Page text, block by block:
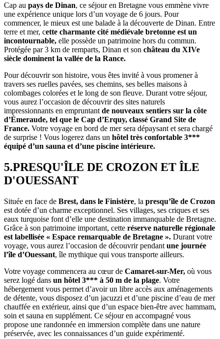
Cap au pays de Dinan, ce séjour en Bretagne vous emmène vivre
une expérience unique lors d’un voyage de 6 jours. Pour
commencer, le mieux est une balade à la découverte de Dinan. Entre
terre et mer, cette charmante cité médiévale bretonne est un
incontournable, elle possède un patrimoine hors du commun.
Protégée par 3 km de remparts, Dinan et son château du XIVe
siècle dominent la vallée de la Rance.
Pour découvrir son histoire, vous êtes invité à vous promener à
travers ses ruelles pavées, ses chemins, ses belles maisons à
colombages colorées et le long de son fleuve. Durant votre séjour,
vous aurez l’occasion de découvrir des sites naturels
impressionnants en empruntant de nouveaux sentiers sur la côte
d’Émeraude, tel que le Cap d’Erquy, classé Grand Site de
France. Votre voyage en bord de mer sera dépaysant et sera chargé
de surprise ! Vous logerez dans un hôtel très confortable 3***
équipé d’un sauna et d’une piscine intérieure.
5.PRESQU'ÎLE DE CROZON ET ÎLE
D'OUESSANT
Située en face de Brest, dans le Finistère, la presqu’île de Crozon
est dotée d’un charme exceptionnel. Ses villages, ses criques et ses
eaux turquoise font d’elle une destination immanquable de Bretagne.
Grâce à son patrimoine important, cette réserve naturelle régionale
est labellisée « Espace remarquable de Bretagne ». Durant votre
voyage, vous aurez l’occasion de découvrir pendant une journée
l’île d’Ouessant, île mythique qui vous transporte ailleurs.
Votre voyage commencera au cœur de Camaret-sur-Mer, où vous
serez logé dans un hôtel 3*** à 50 m de la plage. Votre
hébergement vous permet d’avoir un libre accès aux aménagements
de détente, vous disposez d’un jacuzzi et d’une piscine d’eau de mer
chauffée en extérieur, ainsi que d’un espace bien-être avec hammam,
soin et sauna en supplément. Ce séjour en accompagné vous
propose une randonnée en immersion complète dans une nature
préservée, avec les connaissances d’un guide expérimenté.